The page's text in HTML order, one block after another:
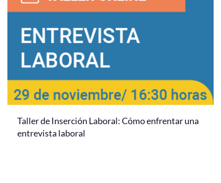
Taller de Inserción Laboral: Cómo enfrentar una
entrevista laboral